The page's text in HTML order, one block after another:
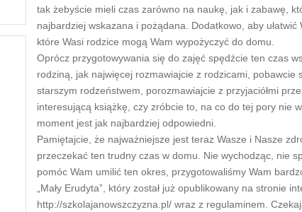
tak żebyście mieli czas zarówno na naukę, jak i zabawę,
najbardziej wskazana i pożądana. Dodatkowo, aby ułatwić
które Wasi rodzice mogą Wam wypożyczyć do domu.
Oprócz przygotowywania się do zajęć spędźcie ten czas
rodziną, jak najwięcej rozmawiajcie z rodzicami, pobawcie
starszym rodzeństwem, porozmawiajcie z przyjaciółmi
interesującą książkę, czy zróbcie to, na co do tej pory nie
moment jest jak najbardziej odpowiedni.
Pamiętajcie, że najważniejsze jest teraz Wasze i Nasze
przeczekać ten trudny czas w domu. Nie wychodząc, nie
pomóc Wam umilić ten okres, przygotowaliśmy Wam
„Mały Erudyta”, który został już opublikowany na stronie
http://szkolajanowszczyzna.pl/ wraz z regulaminem.